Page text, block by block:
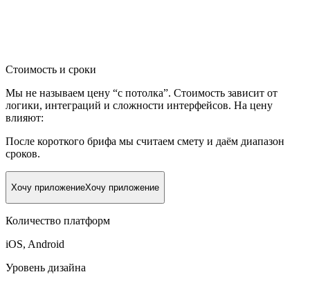
Стоимость и сроки
Мы не называем цену “с потолка”. Стоимость зависит от
логики, интеграций и сложности интерфейсов. На цену
влияют:
После короткого брифа мы считаем смету и даём диапазон
сроков.
Хочу приложениеХочу приложение
Количество платформ
iOS, Android
Уровень дизайна